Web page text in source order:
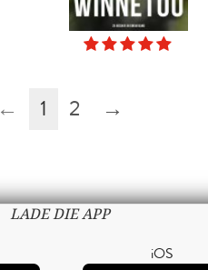
← 1 2 →
LADE DIE APP
iOS